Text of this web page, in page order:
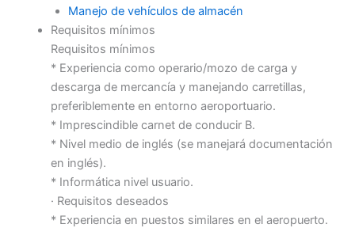
Manejo de vehículos de almacén
Requisitos mínimos
Requisitos mínimos
* Experiencia como operario/mozo de carga y
descarga de mercancía y manejando carretillas,
preferiblemente en entorno aeroportuario.
* Imprescindible carnet de conducir B.
* Nivel medio de inglés (se manejará documentación
en inglés).
* Informática nivel usuario.
· Requisitos deseados
* Experiencia en puestos similares en el aeropuerto.